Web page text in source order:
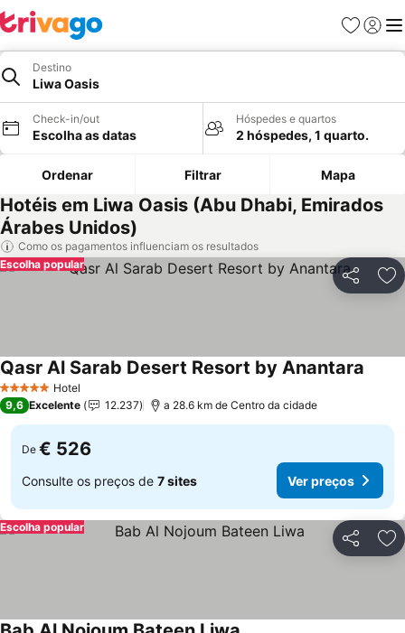
Favoritos
Iniciar
Destino
Liwa Oasis
Check-in/out
Escolha as datas
Hóspedes e quartos
2 hóspedes, 1 quarto.
Ordenar Filtrar Mapa
Hotéis em Liwa Oasis (Abu Dhabi, Emirados
Árabes Unidos)
Como os pagamentos influenciam os resultados
Partilhar
Escolha popular
5 Estrelas Hotel
Qasr Al Sarab Desert Resort by Anantara
9,6 Excelente 12.237 a 28.6 km de Centro da cidade
De € 526
Consulte os preços de 7 sites Ver preços
Partilhar
Escolha popular